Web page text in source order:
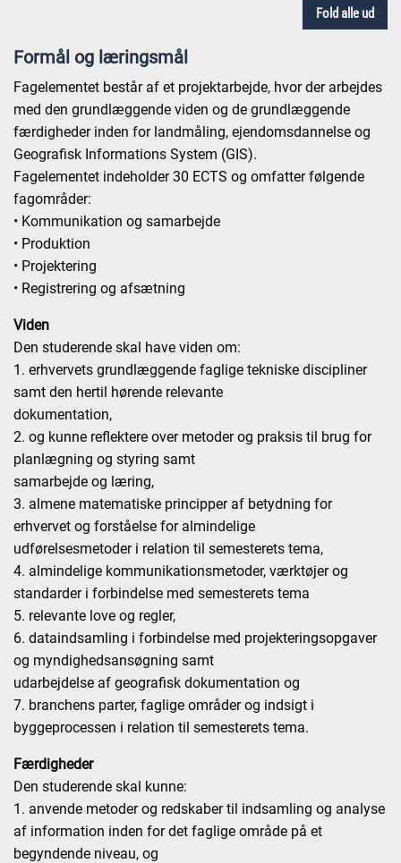
Fold alle ud
Formål og læringsmål
Fagelementet består af et projektarbejde, hvor der arbejdes
med den grundlæggende viden og de grundlæggende
færdigheder inden for landmåling, ejendomsdannelse og
Geografisk Informations System (GIS).
Fagelementet indeholder 30 ECTS og omfatter følgende
fagområder:
• Kommunikation og samarbejde
• Produktion
• Projektering
• Registrering og afsætning
Viden
Den studerende skal have viden om:
1. erhvervets grundlæggende faglige tekniske discipliner
samt den hertil hørende relevante
dokumentation,
2. og kunne reflektere over metoder og praksis til brug for
planlægning og styring samt
samarbejde og læring,
3. almene matematiske principper af betydning for
erhvervet og forståelse for almindelige
udførelsesmetoder i relation til semesterets tema,
4. almindelige kommunikationsmetoder, værktøjer og
standarder i forbindelse med semesterets tema
5. relevante love og regler,
6. dataindsamling i forbindelse med projekteringsopgaver
og myndighedsansøgning samt
udarbejdelse af geografisk dokumentation og
7. branchens parter, faglige områder og indsigt i
byggeprocessen i relation til semesterets tema.
Færdigheder
Den studerende skal kunne:
1. anvende metoder og redskaber til indsamling og analyse
af information inden for det faglige område på et
begyndende niveau, og